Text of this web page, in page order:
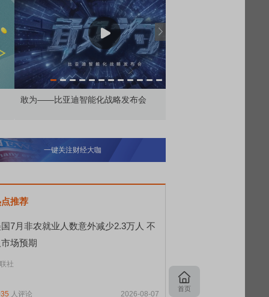
——比亚迪智能化战略发布会
一键关注财经大咖
推荐
7月非农就业人数意外减少2.3万人 不
场预期
社
人评论 2026-08-07
首页